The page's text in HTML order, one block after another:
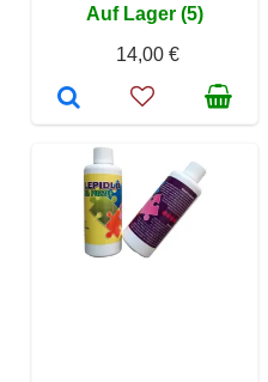
Auf Lager (5)
14,00 €